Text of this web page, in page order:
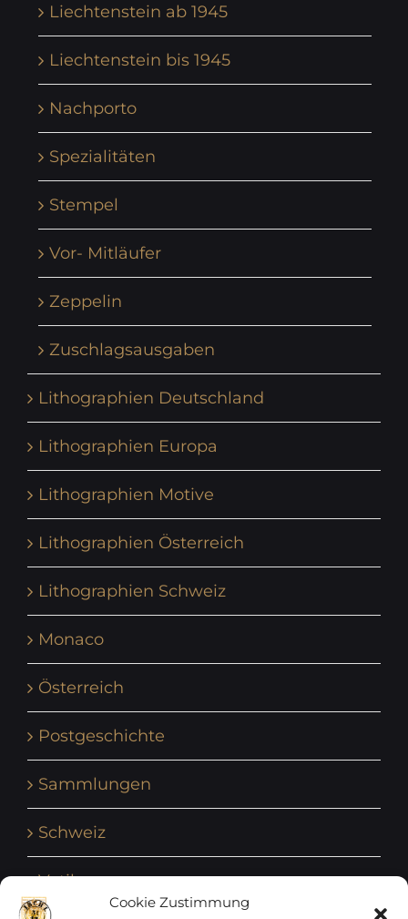
Cookie Zustimmung
Liechtenstein ab 1945
Liechtenstein bis 1945
Nachporto
Spezialitäten
Stempel
Vor- Mitläufer
Zeppelin
Zuschlagsausgaben
Lithographien Deutschland
Lithographien Europa
Lithographien Motive
Lithographien Österreich
Lithographien Schweiz
Monaco
Österreich
Postgeschichte
Sammlungen
Schweiz
Vatikan